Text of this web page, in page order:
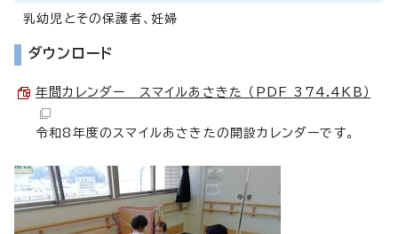
乳幼児とその保護者、妊婦
ダウンロード
年間カレンダー スマイルあさきた （PDF 374.4KB）
令和8年度のスマイルあさきたの開設カレンダーです。